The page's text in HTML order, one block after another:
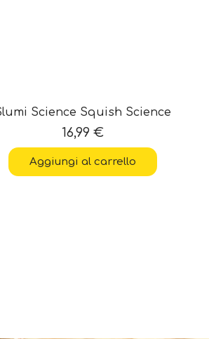
Science Squish Science
16,99€
Aggiungi al carrello